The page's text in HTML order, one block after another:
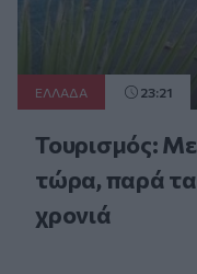
ΕΛΛAΔΑ 23:21
Τουρισμός:
τώρα, παρά
χρονιά